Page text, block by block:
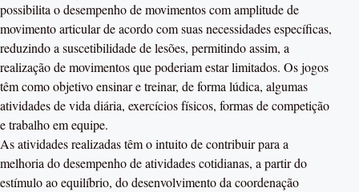
possibilita o desempenho de movimentos com amplitude de
movimento articular de acordo com suas necessidades específicas,
reduzindo a suscetibilidade de lesões, permitindo assim, a
realização de movimentos que poderiam estar limitados. Os jogos
têm como objetivo ensinar e treinar, de forma lúdica, algumas
atividades de vida diária, exercícios físicos, formas de competição
e trabalho em equipe.
As atividades realizadas têm o intuito de contribuir para a
melhoria do desempenho de atividades cotidianas, a partir do
estímulo ao equilíbrio, do desenvolvimento da coordenação